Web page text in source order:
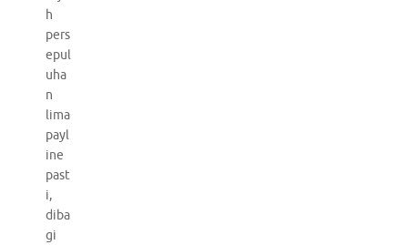
h
pers
epul
uha
n
lima
payl
ine
past
i,
diba
gi